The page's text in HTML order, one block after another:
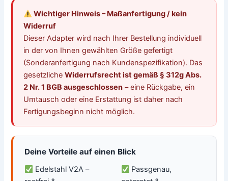
Wichtiger Hinweis – Maßanfertigung / kein
Widerruf
Dieser Adapter wird nach Ihrer Bestellung individuell
in der von Ihnen gewählten Größe gefertigt
(Sonderanfertigung nach Kundenspezifikation). Das
gesetzlicheWiderrufsrecht ist gemäß § 312g Abs.
2 Nr. 1 BGB ausgeschlossen – eine Rückgabe, ein
Umtausch oder eine Erstattung ist daher nach
Fertigungsbeginn nicht möglich.
Deine Vorteile auf einen Blick
Edelstahl V2A –
Passgenau,